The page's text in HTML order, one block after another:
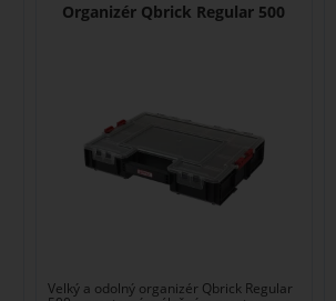
Organizér Qbrick Regular 500
Velký a odolný organizér Qbrick Regular